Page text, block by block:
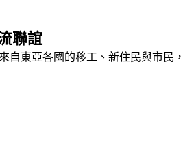
聯誼
自東亞各國的移工、新住民與市